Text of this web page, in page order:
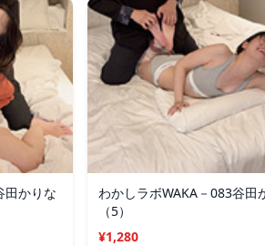
田かりな
わかしラボWAKA－083谷田
（5）
¥1,280